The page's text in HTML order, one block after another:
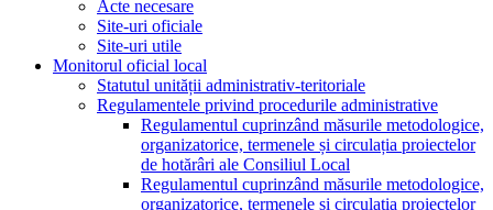
Acte necesare
Site-uri oficiale
Site-uri utile
Monitorul oficial local
Statutul unității administrativ-teritoriale
Regulamentele privind procedurile administrative
Regulamentul cuprinzând măsurile metodologice,
organizatorice, termenele și circulația proiectelor
de hotărâri ale Consiliul Local
Regulamentul cuprinzând măsurile metodologice,
organizatorice, termenele și circulația proiectelor